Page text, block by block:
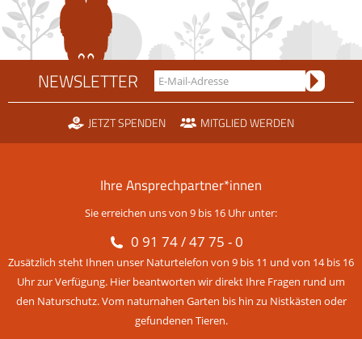
NEWSLETTER
JETZT SPENDEN MITGLIED WERDEN
Ihre Ansprechpartner*innen
Sie erreichen uns von 9 bis 16 Uhr unter:
0 91 74 / 47 75 - 0
Zusätzlich steht Ihnen unser Naturtelefon von 9 bis 11 und von 14 bis 16
Uhr zur Verfügung. Hier beantworten wir direkt Ihre Fragen rund um
den Naturschutz. Vom naturnahen Garten bis hin zu Nistkästen oder
gefundenen Tieren.